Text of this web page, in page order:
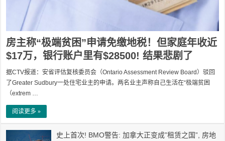
房主称“极端贫困”申请免缴地税！但家庭年收近
$17万，银行账户里有$28500! 结果悲剧了
据CTV报道：安省评估复核委员会（Ontario Assessment Review Board）驳回
了Greater Sudbury一处住宅业主的申请。两名业主声称自己生活在“极端贫困
（extrem …
阅读更多 »
史上首次! BMO警告: 加拿大正变成”租赁之国”, 房地